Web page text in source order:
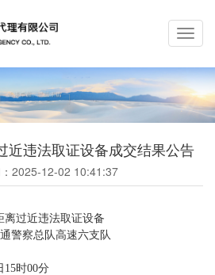
近违法取证设备成交结果公告
2025-12-02 10:41:37
离过近违法取证设备
警察总队高速六支队
15时00分